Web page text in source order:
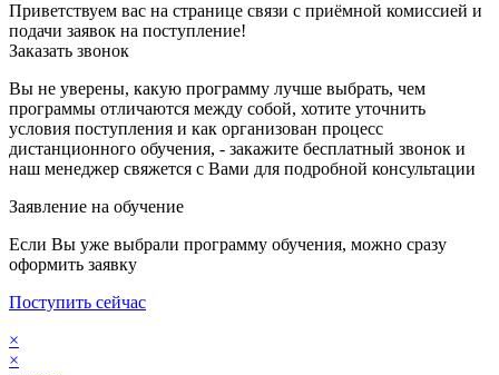
Приветствуем вас на странице связи с приёмной комиссией и
подачи заявок на поступление!
Заказать звонок
Вы не уверены, какую программу лучше выбрать, чем
программы отличаются между собой, хотите уточнить
условия поступления и как организован процесс
дистанционного обучения, - закажите бесплатный звонок и
наш менеджер свяжется с Вами для подробной консультации
Заявление на обучение
Если Вы уже выбрали программу обучения, можно сразу
оформить заявку
Поступить сейчас
×
×